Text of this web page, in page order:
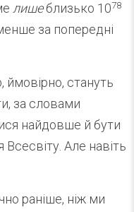
лишеблизько 1078
за попередні
ймовірно, стануть
за словами
найдовше й бути
Але навіть
раніше, ніж ми